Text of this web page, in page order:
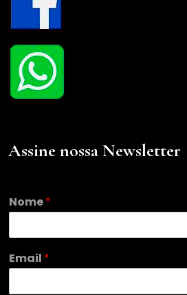
Assine nossa Newsletter
N
o
e
*
Nome*
Email *